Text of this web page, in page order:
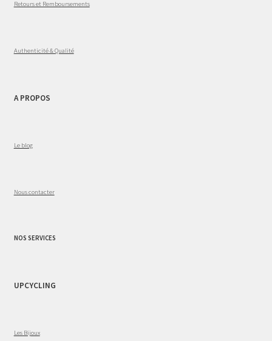
Retours et Remboursements
Authenticité & Qualité
A PROPOS
Le blog
Nous contacter
NOS SERVICES
UPCYCLING
Les Bijoux